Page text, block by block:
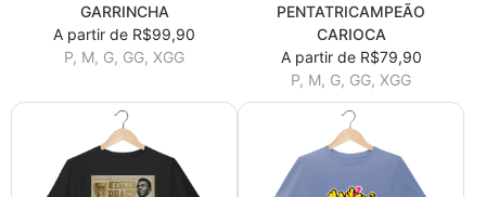
GARRINCHA
A partir de R$99,90
P, M, G, GG, XGG
PENTATRICAMPEÃO
CARIOCA
A partir de R$79,90
P, M, G, GG, XGG